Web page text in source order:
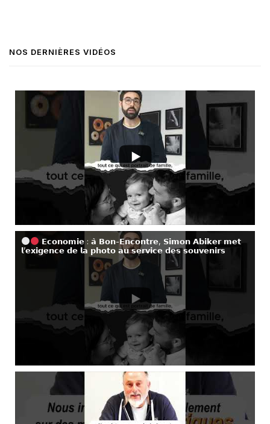
NOS DERNIÈRES VIDÉOS
𝗘𝗰𝗼𝗻𝗼𝗺𝗶𝗲 : 𝗮̀ 𝗕𝗼𝗻-𝗘𝗻𝗰𝗼𝗻𝘁𝗿𝗲, 𝗦𝗶𝗺𝗼𝗻 𝗔𝗯𝗶𝗸𝗲𝗿 𝗺𝗲𝘁
𝗹’𝗲𝘅𝗶𝗴𝗲𝗻𝗰𝗲 𝗱𝗲 𝗹𝗮 𝗽𝗵𝗼𝘁𝗼 𝗮𝘂 𝘀𝗲𝗿𝘃𝗶𝗰𝗲 𝗱𝗲𝘀 𝘀𝗼𝘂𝘃𝗲𝗻𝗶𝗿𝘀